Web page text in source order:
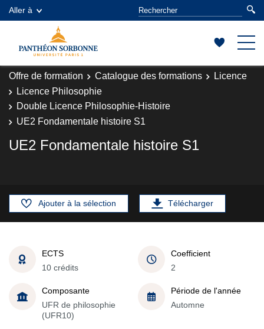
Aller à
Offre de formation Catalogue des formations
Licence
Licence Philosophie
Double Licence Philosophie-Histoire
UE2 Fondamentale histoire S1
UE2 Fondamentale histoire S1
Ajouter à la sélection Télécharger
ECTS
10 crédits
Coefficient
2
Composante
UFR de philosophie
(UFR10)
Période de l'année
Automne